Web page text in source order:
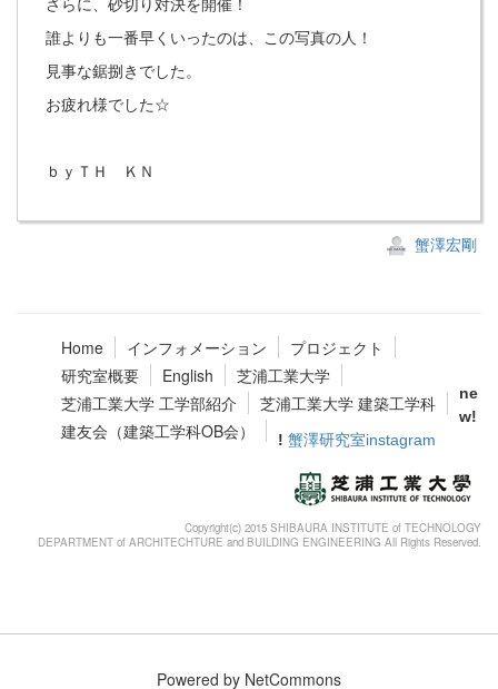
誰よりも一番早くいったのは、この写真の人！
見事な鋸捌きでした。
お疲れ様でした☆
ｂｙＴＨ ＫＮ
蟹澤宏剛
Home インフォメーション
プロジェクト
研究室概要
English
芝浦工業大学
芝浦工業大学 工学部紹介
芝浦工業大学 建築工学科
建友会（建築工学科OB会）
ne
w!
! 蟹澤研究室instagram
Copyright(c) 2015 SHIBAURA INSTITUTE of TECHNOLOGY
DEPARTMENT of ARCHITECHTURE and BUILDING ENGINEERING All Rights Reserved.
Powered by NetCommons